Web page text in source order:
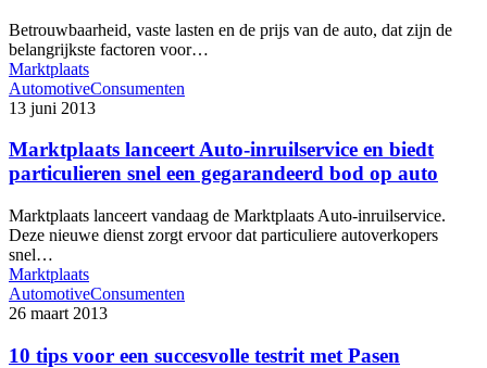
Betrouwbaarheid, vaste lasten en de prijs van de auto, dat zijn de
belangrijkste factoren voor…
Marktplaats
AutomotiveConsumenten
13 juni 2013
Marktplaats lanceert Auto-inruilservice en biedt
particulieren snel een gegarandeerd bod op auto
Marktplaats lanceert vandaag de Marktplaats Auto-inruilservice.
Deze nieuwe dienst zorgt ervoor dat particuliere autoverkopers
snel…
Marktplaats
AutomotiveConsumenten
26 maart 2013
10 tips voor een succesvolle testrit met Pasen